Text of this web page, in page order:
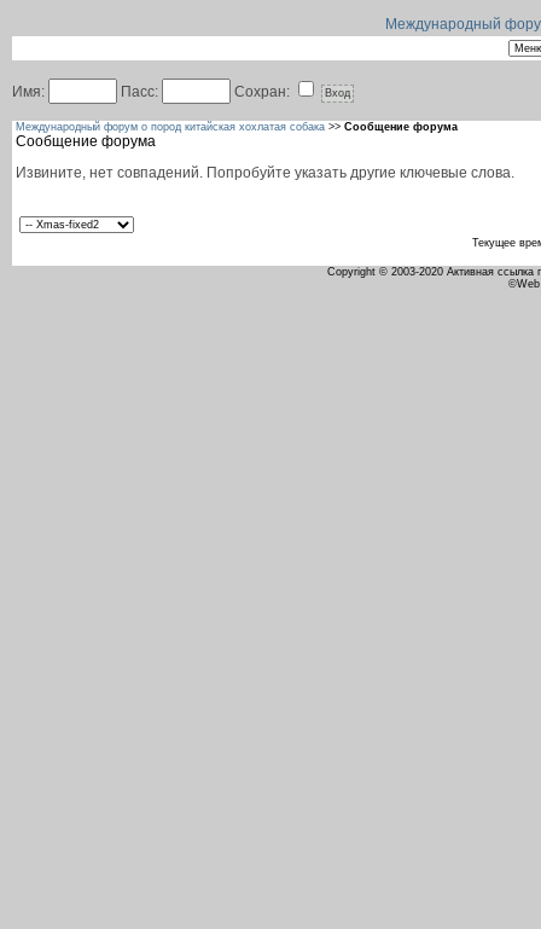
Международный
Имя: Пасс: Сохран:
Международный форум о пород китайская хохлатая собака >> Сообщение форума
Сообщение форума
Извините, нет совпадений. Попробуйте указать другие ключевые слова.
Текущее
Copyright © 2003-2020 Активная ссылка